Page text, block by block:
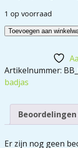
1 op voorraad
Toevoegen aan
Artikelnummer:
badjas
Beoordelingen
Er zijn nog geen